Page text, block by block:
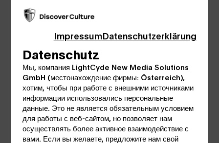
Путешествие во времени, возвращающее
посетителей в прошлые времена, когда
прошлое было еще живо - все это можно
увидеть в Музее никеля в Хопфризене.
Уникальная реликвия, сама печь для
выплавки никеля, становится главным
экспонатом музея. Здание музея -
спроектированное как витрина посреди
ImpressumDatenschutzerklärung
Datenschutz
Мы, компания LightCyde New Media Solutions
GmbH (местонахождение фирмы: Österreich),
хотим, чтобы при работе с внешними источниками
информации использовались персональные
данные. Это не является обязательным условием
для работы с веб-сайтом, но позволяет нам
осуществлять более активное взаимодействие с
вами. Если вы желаете, предложите нам свой